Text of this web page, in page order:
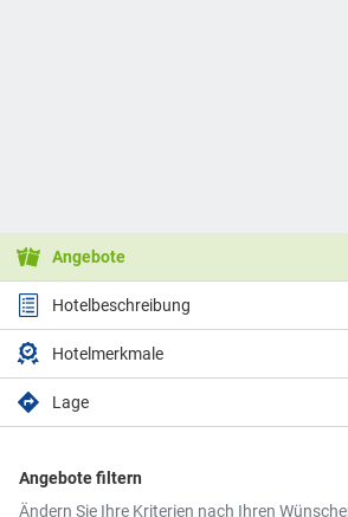
Angebote
Hotelbeschreibung
Hotelmerkmale
Lage
Angebote filtern
Ändern Sie Ihre Kriterien nach Ihren